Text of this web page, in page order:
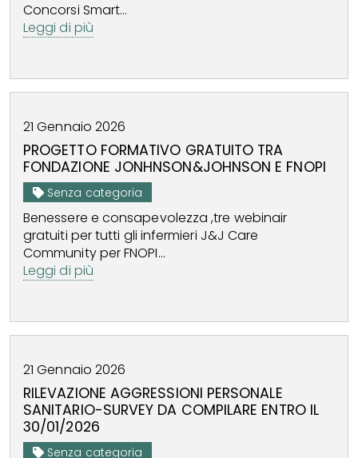
Concorsi Smart...
Leggi di più
21 Gennaio 2026
PROGETTO FORMATIVO GRATUITO TRA
FONDAZIONE JONHNSON&JOHNSON E FNOPI
Senza categoria
Benessere e consapevolezza ,tre webinair
gratuiti per tutti gli infermieri J&J Care
Community per FNOPI...
Leggi di più
21 Gennaio 2026
RILEVAZIONE AGGRESSIONI PERSONALE
SANITARIO-SURVEY DA COMPILARE ENTRO IL
30/01/2026
Senza categoria